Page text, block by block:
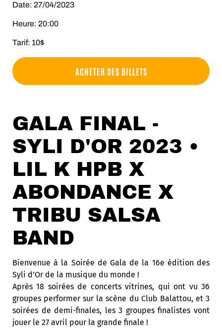
Date: 27/04/2023
Heure: 20:00
Tarif: 10$
ACHETER DES BILLETS
GALA FINAL -
SYLI D'OR 2023 •
LIL K HPB X
ABONDANCE X
TRIBU SALSA
BAND
Bienvenue à la Soirée de Gala de la 16e édition des
Syli d’Or de la musique du monde !
Après 18 soirées de concerts vitrines, qui ont vu 36
groupes performer sur la scène du Club Balattou, et 3
soirées de demi-finales, les 3 groupes finalistes vont
jouer le 27 avril pour la grande finale !